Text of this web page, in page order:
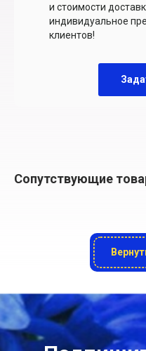
и стоимости
индивидуальное
клиентов!
Сопутствующие